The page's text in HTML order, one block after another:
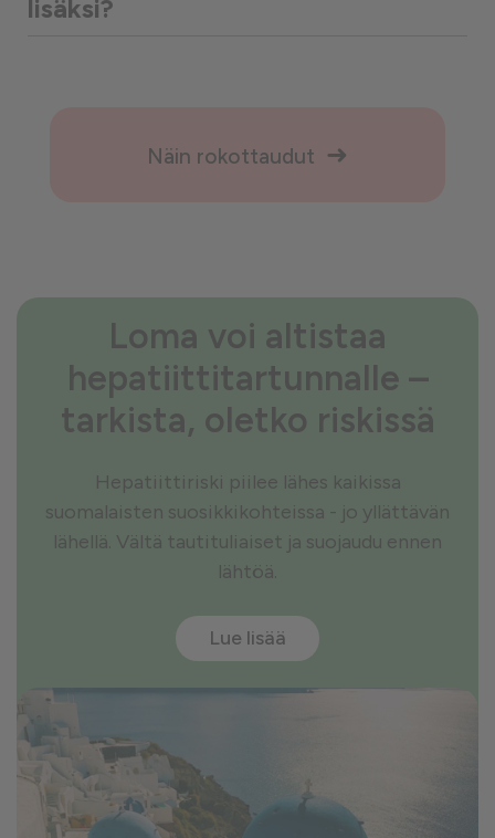
lisäksi?
Näin rokottaudut
Loma voi altistaa
hepatiittitartunnalle –
tarkista, oletko riskissä
Hepatiittiriski piilee lähes kaikissa
suomalaisten suosikkikohteissa - jo yllättävän
lähellä. Vältä tautituliaiset ja suojaudu ennen
lähtöä.
Lue lisää